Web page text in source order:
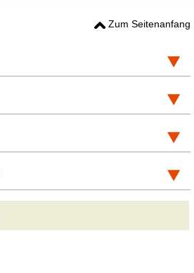
Zum Seitenanfang